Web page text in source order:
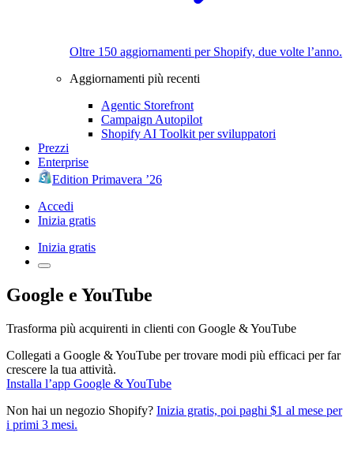
Oltre 150 aggiornamenti per Shopify, due volte l’anno.
Aggiornamenti più recenti
Agentic Storefront
Campaign Autopilot
Shopify AI Toolkit per sviluppatori
Prezzi
Enterprise
Edition Primavera ’26
Accedi
Inizia gratis
Inizia gratis
Google e YouTube
Trasforma più acquirenti in clienti con Google & YouTube
Collegati a Google & YouTube per trovare modi più efficaci per far
crescere la tua attività.
Installa l’app Google & YouTube
Non hai un negozio Shopify? Inizia gratis, poi paghi $1 al mese per
i primi 3 mesi.